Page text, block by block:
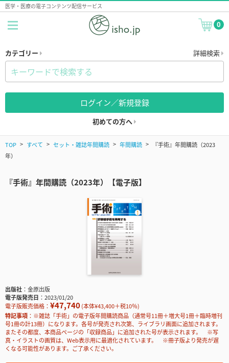
医学・医療の電子コンテンツ配信サービス
0
カテゴリー 詳細検索
ログイン／新規登録
初めての方へ
TOP すべて セット・雑誌年間購読 年間購読
『手術』年間購読（2023
年）
『手術』年間購読（2023年）【電子版】
出版社
金原出版
電子版発売日
2023/01/20
電子版販売価格： ¥47,740(本体¥43,400＋税10％)
特記事項
※雑誌「手術」の電子版年間購読商品（通常号11冊＋増大号1冊＋臨時増刊
号1冊の計13冊）になります。各号が発売され次第、ライブラリ画面に追加されます。
またその都度、本商品ページの「収録商品」に追加された号が表示されます。 ※写
真・イラストの画質は、Web表示用に最適化されています。 ※冊子版より発売が遅
くなる可能性があります。ご了承ください。